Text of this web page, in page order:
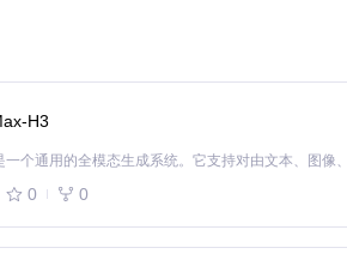
录（与War3.exe同目录）。
H3
0 0